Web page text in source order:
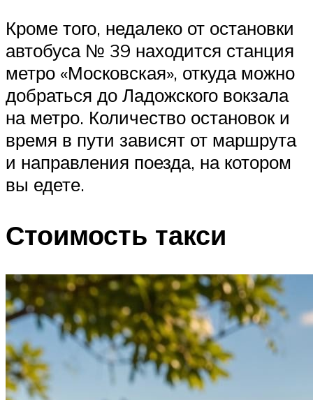
Кроме того, недалеко от остановки
автобуса № 39 находится станция
метро «Московская», откуда можно
добраться до Ладожского вокзала
на метро. Количество остановок и
время в пути зависят от маршрута
и направления поезда, на котором
вы едете.
Стоимость такси